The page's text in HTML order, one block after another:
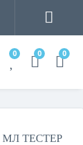
0 0 0
МЛ ТЕСТЕР